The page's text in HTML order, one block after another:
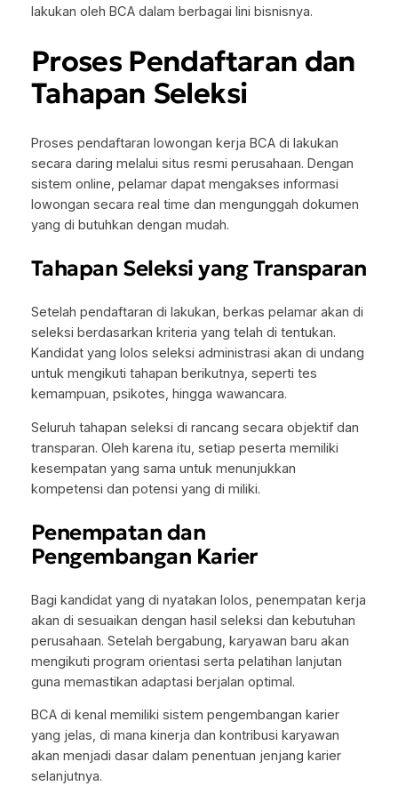
lakukan oleh BCA dalam berbagai lini bisnisnya.
Proses Pendaftaran dan
Tahapan Seleksi
Proses pendaftaran lowongan kerja BCA di lakukan
secara daring melalui situs resmi perusahaan. Dengan
sistem online, pelamar dapat mengakses informasi
lowongan secara real time dan mengunggah dokumen
yang di butuhkan dengan mudah.
Tahapan Seleksi yang Transparan
Setelah pendaftaran di lakukan, berkas pelamar akan di
seleksi berdasarkan kriteria yang telah di tentukan.
Kandidat yang lolos seleksi administrasi akan di undang
untuk mengikuti tahapan berikutnya, seperti tes
kemampuan, psikotes, hingga wawancara.
Seluruh tahapan seleksi di rancang secara objektif dan
transparan. Oleh karena itu, setiap peserta memiliki
kesempatan yang sama untuk menunjukkan
kompetensi dan potensi yang di miliki.
Penempatan dan
Pengembangan Karier
Bagi kandidat yang di nyatakan lolos, penempatan kerja
akan di sesuaikan dengan hasil seleksi dan kebutuhan
perusahaan. Setelah bergabung, karyawan baru akan
mengikuti program orientasi serta pelatihan lanjutan
guna memastikan adaptasi berjalan optimal.
BCA di kenal memiliki sistem pengembangan karier
yang jelas, di mana kinerja dan kontribusi karyawan
akan menjadi dasar dalam penentuan jenjang karier
selanjutnya.